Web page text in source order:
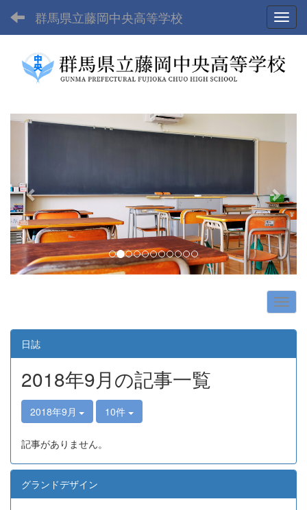
群馬県立藤岡中央高等学校
p
i
o
u
s
e
日誌
2018年9月の記事一覧
2018年9月 10件
記事がありません。
グランドデザイン